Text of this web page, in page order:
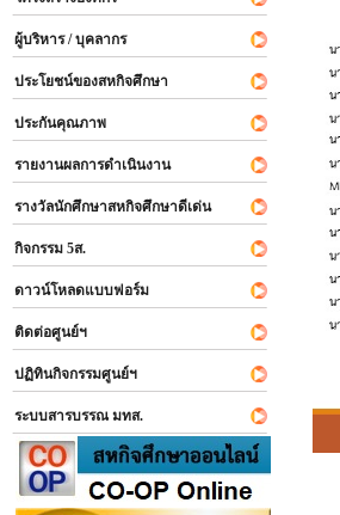
ผู้บริหาร / บุคลากร
ประโยชน์ของสหกิจศึกษา
ประกันคุณภาพ
รายงานผลการดำเนินงาน
รางวัลนักศึกษาสหกิจศึกษาดีเด่น
กิจกรรม 5ส.
ดาวน์โหลดแบบฟอร์ม
ติดต่อศูนย์ฯ
ปฏิทินกิจกรรมศูนย์ฯ
ระบบสารบรรณ มทส.